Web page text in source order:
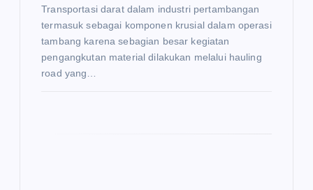
Transportasi darat dalam industri pertambangan
termasuk sebagai komponen krusial dalam operasi
tambang karena sebagian besar kegiatan
pengangkutan material dilakukan melalui hauling
road yang…